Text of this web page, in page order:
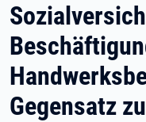
Gegensatz